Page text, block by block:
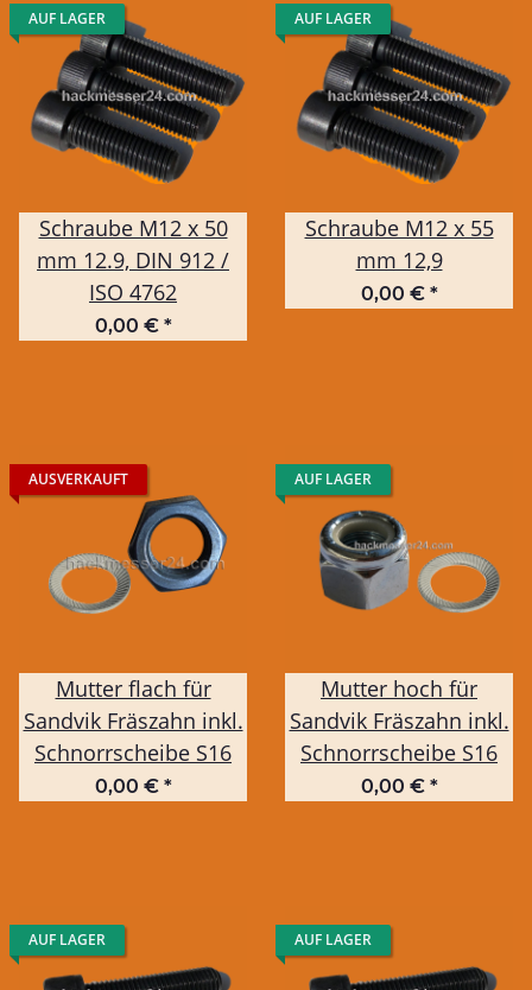
AUF LAGER
Schraube M12 x 50
mm 12.9, DIN 912 /
ISO 4762
0,00 € *
AUF LAGER
Schraube M12 x 55
mm 12,9
0,00 € *
AUSVERKAUFT
Mutter flach für
Sandvik Fräszahn inkl.
Schnorrscheibe S16
0,00 € *
AUF LAGER
Mutter hoch für
Sandvik Fräszahn inkl.
Schnorrscheibe S16
0,00 € *
AUF LAGER AUF LAGER